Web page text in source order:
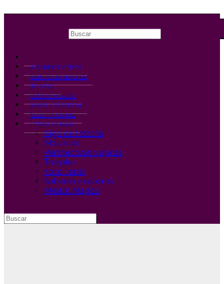
PRÓXIMOS EVENTOS
EVENTOS ANTERIORES
REVÍVELO
CONOCE HIDALGO
SABOR Y TRADICIÓN
NUESTRA CAPITAL
LETRAS VIAJERAS
Algo de Historia
Mosaicos
Perspectivas viajeras
Tragaluz
Foco Tonal
Sabores y saberes
México Mágico